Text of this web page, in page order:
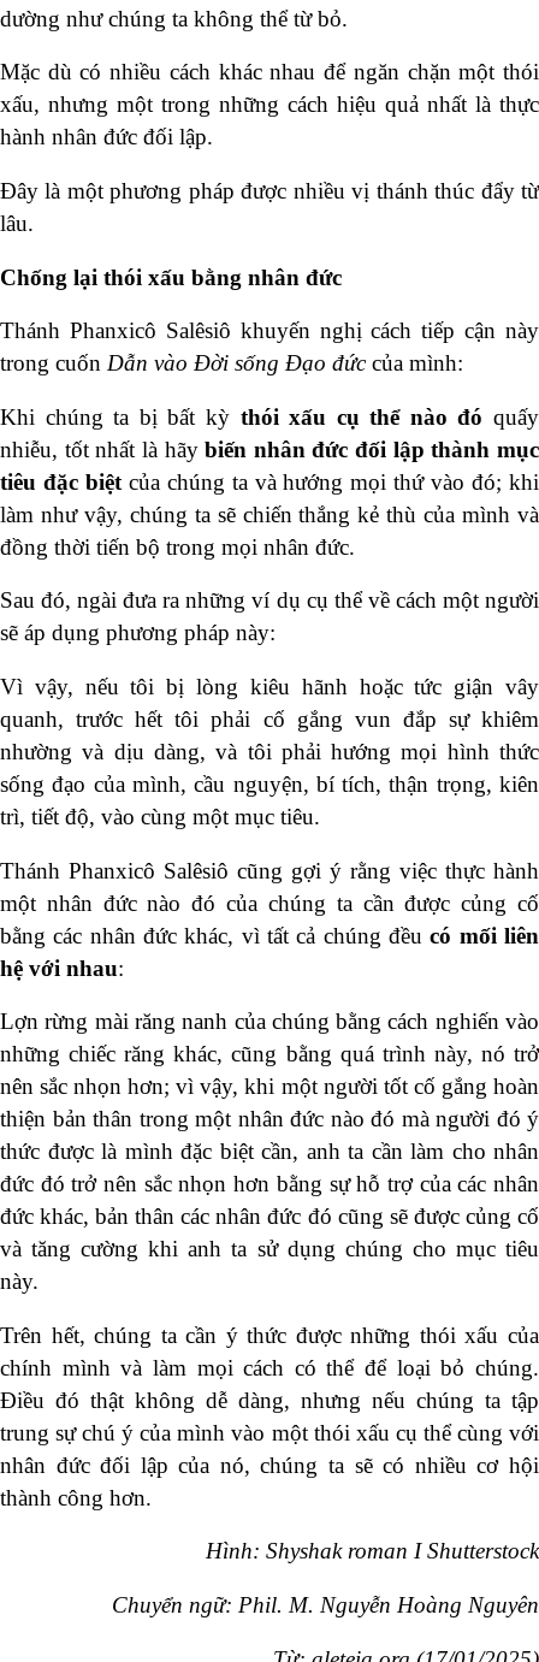
dường như chúng ta không thể từ bỏ.
Mặc dù có nhiều cách khác nhau để ngăn chặn một thói
xấu, nhưng một trong những cách hiệu quả nhất là thực
hành nhân đức đối lập.
Đây là một phương pháp được nhiều vị thánh thúc đẩy từ
lâu.
Chống lại thói xấu bằng nhân đức
Thánh Phanxicô Salêsiô khuyến nghị cách tiếp cận này
trong cuốn Dẫn vào Đời sống Đạo đứccủa mình:
Khi chúng ta bị bất kỳ thói xấu cụ thể nào đó quấy
nhiễu, tốt nhất là hãybiến nhân đức đối lập thành mục
tiêu đặc biệtcủa chúng ta và hướng mọi thứ vào đó; khi
làm như vậy, chúng ta sẽ chiến thắng kẻ thù của mình và
đồng thời tiến bộ trong mọi nhân đức.
Sau đó, ngài đưa ra những ví dụ cụ thể về cách một người
sẽ áp dụng phương pháp này:
Vì vậy, nếu tôi bị lòng kiêu hãnh hoặc tức giận vây
quanh, trước hết tôi phải cố gắng vun đắp sự khiêm
nhường và dịu dàng, và tôi phải hướng mọi hình thức
sống đạo của mình, cầu nguyện, bí tích, thận trọng, kiên
trì, tiết độ, vào cùng một mục tiêu.
Thánh Phanxicô Salêsiô cũng gợi ý rằng việc thực hành
một nhân đức nào đó của chúng ta cần được củng cố
bằng các nhân đức khác, vì tất cả chúng đềucó mối liên
hệ với nhau:
Lợn rừng mài răng nanh của chúng bằng cách nghiến vào
những chiếc răng khác, cũng bằng quá trình này, nó trở
nên sắc nhọn hơn; vì vậy, khi một người tốt cố gắng hoàn
thiện bản thân trong một nhân đức nào đó mà người đó ý
thức được là mình đặc biệt cần, anh ta cần làm cho nhân
đức đó trở nên sắc nhọn hơn bằng sự hỗ trợ của các nhân
đức khác, bản thân các nhân đức đó cũng sẽ được củng cố
và tăng cường khi anh ta sử dụng chúng cho mục tiêu
này.
Trên hết, chúng ta cần ý thức được những thói xấu của
chính mình và làm mọi cách có thể để loại bỏ chúng.
Điều đó thật không dễ dàng, nhưng nếu chúng ta tập
trung sự chú ý của mình vào một thói xấu cụ thể cùng với
nhân đức đối lập của nó, chúng ta sẽ có nhiều cơ hội
thành công hơn.
Hình: Shyshak roman I Shutterstock
Chuyển ngữ: Phil. M. Nguyễn Hoàng Nguyên